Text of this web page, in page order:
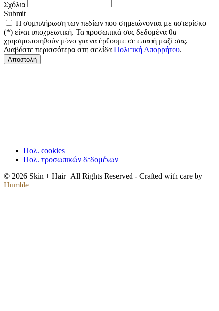
Σχόλια
Submit
Η συμπλήρωση των πεδίων που σημειώνονται με αστερίσκο
(*) είναι υποχρεωτική. Τα προσωπικά σας δεδομένα θα
χρησιμοποιηθούν μόνο για να έρθουμε σε επαφή μαζί σας.
Διαβάστε περισσότερα στη σελίδα Πολιτική Απορρήτου.
Αποστολή
Πολ. cookies
Πολ. προσωπικών δεδομένων
© 2026 Skin + Hair | All Rights Reserved - Crafted with care by
Humble